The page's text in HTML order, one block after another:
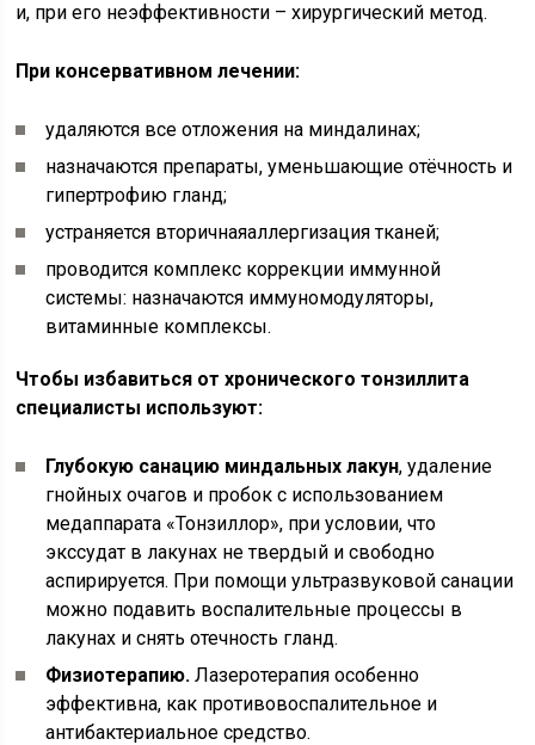
и, при его неэффективности – хирургический метод.
При консервативном лечении:
удаляются все отложения на миндалинах;
назначаются препараты, уменьшающие отёчность и
гипертрофию гланд;
устраняется вторичнаяаллергизация тканей;
проводится комплекс коррекции иммунной
системы: назначаются иммуномодуляторы,
витаминные комплексы.
Чтобы избавиться от хронического тонзиллита
специалисты используют:
Глубокую санацию миндальных лакун, удаление
гнойных очагов и пробок с использованием
медаппарата «Тонзиллор», при условии, что
экссудат в лакунах не твердый и свободно
аспирируется. При помощи ультразвуковой санации
можно подавить воспалительные процессы в
лакунах и снять отечность гланд.
Физиотерапию. Лазеротерапия особенно
эффективна, как противовоспалительное и
антибактериальное средство.